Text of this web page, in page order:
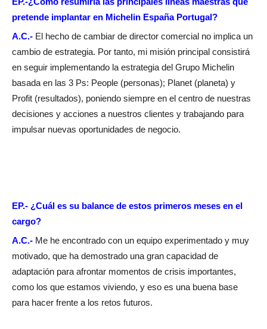
pretende implantar en Michelin España Portugal?
A.C.- El hecho de cambiar de director comercial no implica un
cambio de estrategia. Por tanto, mi misión principal consistirá
en seguir implementando la estrategia del Grupo Michelin
basada en las 3 Ps: People (personas); Planet (planeta) y
Profit (resultados), poniendo siempre en el centro de nuestras
decisiones y acciones a nuestros clientes y trabajando para
impulsar nuevas oportunidades de negocio.
EP.- ¿Cuál es su balance de estos primeros meses en el
cargo?
A.C.- Me he encontrado con un equipo experimentado y muy
motivado, que ha demostrado una gran capacidad de
adaptación para afrontar momentos de crisis importantes,
como los que estamos viviendo, y eso es una buena base
para hacer frente a los retos futuros.